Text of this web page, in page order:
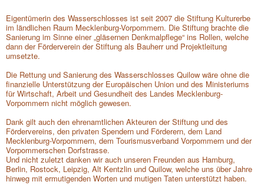
Eigentümerin des Wasserschlosses ist seit 2007 die Stiftung Kulturerbe
im ländlichen Raum Mecklenburg-Vorpommern. Die Stiftung brachte die
Sanierung im Sinne einer „gläsernen Denkmalpflege“ ins Rollen, welche
dann der Förderverein der Stiftung als Bauherr und Projektleitung
umsetzte.
Die Rettung und Sanierung des Wasserschlosses Quilow wäre ohne die
finanzielle Unterstützung der Europäischen Union und des Ministeriums
für Wirtschaft, Arbeit und Gesundheit des Landes Mecklenburg-
Vorpommern nicht möglich gewesen.
Dank gilt auch den ehrenamtlichen Akteuren der Stiftung und des
Fördervereins, den privaten Spendern und Förderern, dem Land
Mecklenburg-Vorpommern, dem Tourismusverband Vorpommern und der
Vorpommerschen Dorfstrasse.
Und nicht zuletzt danken wir auch unseren Freunden aus Hamburg,
Berlin, Rostock, Leipzig, Alt Kentzlin und Quilow, welche uns über Jahre
hinweg mit ermutigenden Worten und mutigen Taten unterstützt haben.